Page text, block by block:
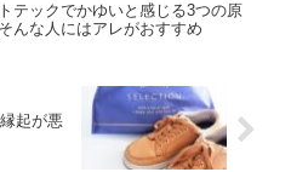
テックでかゆいと感じる3つの原
んな人にはアレがおすすめ
起が悪